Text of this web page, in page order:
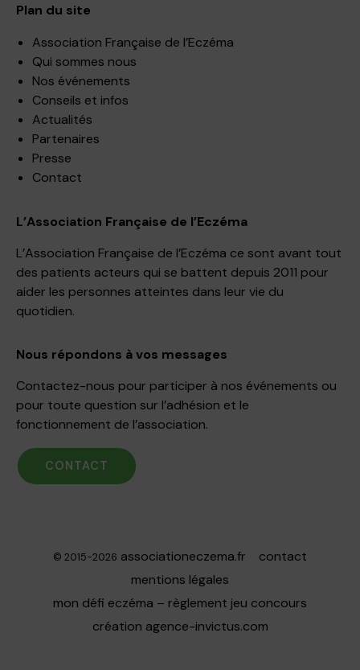
Plan du site
Association Française de l’Eczéma
Qui sommes nous
Nos événements
Conseils et infos
Actualités
Partenaires
Presse
Contact
L’Association Française de l’Eczéma
L’Association Française de l’Eczéma ce sont avant tout
des patients acteurs qui se battent depuis 2011 pour
aider les personnes atteintes dans leur vie du
quotidien.
Nous répondons à vos messages
Contactez-nous pour participer à nos événements ou
pour toute question sur l’adhésion et le
fonctionnement de l’association.
CONTACT
© 2015-2026 associationeczema.fr
contact
mentions légales
mon défi eczéma – règlement jeu concours
création agence-invictus.com